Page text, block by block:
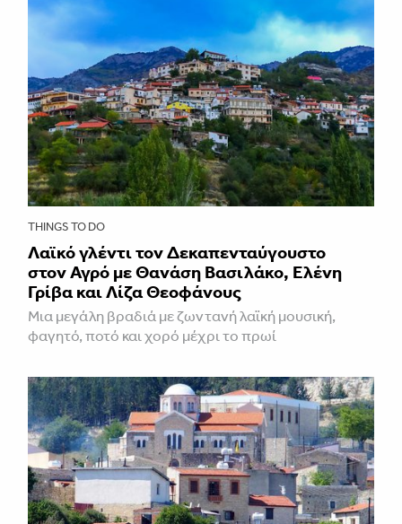
THINGS TO DO
Λαϊκό γλέντι τον Δεκαπενταύγουστο
στον Αγρό με Θανάση Βασιλάκο, Ελένη
Γρίβα και Λίζα Θεοφάνους
Μια μεγάλη βραδιά με ζωντανή λαϊκή μουσική,
φαγητό, ποτό και χορό μέχρι το πρωί